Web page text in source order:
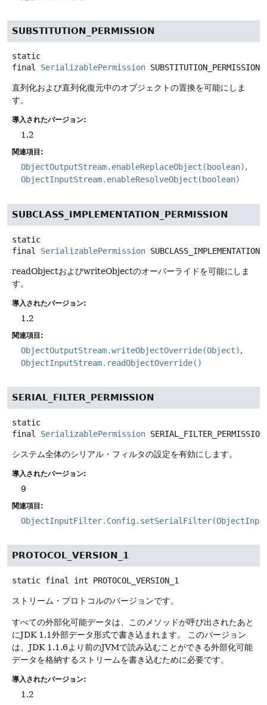
SUBSTITUTION_PERMISSION
static
final
SerializablePermission SUBSTITUTION_PERMISSION
直列化および直列化復元中のオブジェクトの置換を可能にしま
す。
導入されたバージョン:
1.2
関連項目:
ObjectOutputStream.enableReplaceObject(boolean)
ObjectInputStream.enableResolveObject(boolean)
SUBCLASS_IMPLEMENTATION_PERMISSION
static
final
SerializablePermission
readObjectおよびwriteObjectのオーバーライドを可能にしま
す。
導入されたバージョン:
1.2
関連項目:
ObjectOutputStream.writeObjectOverride(Object)
ObjectInputStream.readObjectOverride()
SERIAL_FILTER_PERMISSION
static
final
SerializablePermission SERIAL_FILTER_PERMISSION
システム全体のシリアル・フィルタの設定を有効にします。
導入されたバージョン:
9
関連項目:
PROTOCOL_VERSION_1
static final int PROTOCOL_VERSION_1
ストリーム・プロトコルのバージョンです。
すべての外部化可能データは、このメソッドが呼び出されたあと
にJDK 1.1外部データ形式で書き込まれます。
このバージョン
は、JDK 1.1.6より前のJVMで読み込むことができる外部化可能
データを格納するストリームを書き込むために必要です。
導入されたバージョン:
1.2